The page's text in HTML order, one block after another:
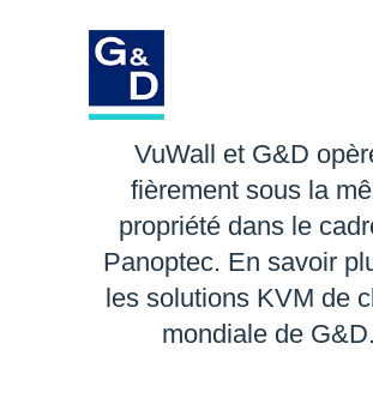
VuWall et G&D
fièrement sous la
propriété dans le
Panoptec. En savoir
les solutions KVM de
mondiale de G&D.